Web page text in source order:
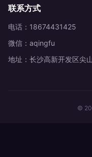
联系方式
电话：18674431425
微信：aqingfu
地址：长沙高新开发区尖
©